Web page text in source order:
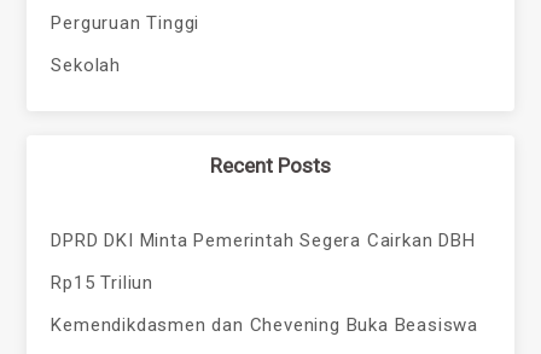
Perguruan Tinggi
Sekolah
Recent Posts
DPRD DKI Minta Pemerintah Segera Cairkan DBH
Rp15 Triliun
Kemendikdasmen dan Chevening Buka Beasiswa